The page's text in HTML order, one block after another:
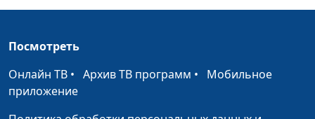
послужить Богу?
Гулаков,
магистр педагогической
Посмотреть
Онлайн ТВ • Архив ТВ программ • Мобильное
приложение